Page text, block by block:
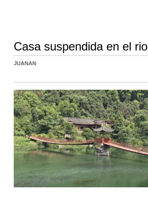
Casa suspendida en el rio
JUANAN